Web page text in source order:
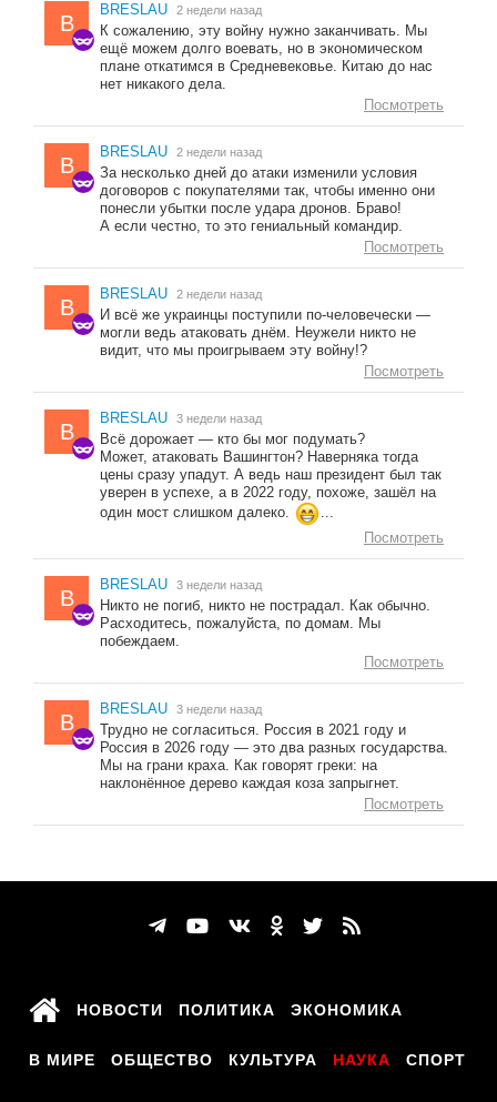
B
BRESLAU 2 недели назад
К сожалению, эту войну нужно заканчивать. Мы
ещё можем долго воевать, но в экономическом
плане откатимся в Средневековье. Китаю до нас
нет никакого дела.
Посмотреть
B
BRESLAU 2 недели назад
За несколько дней до атаки изменили условия
договоров с покупателями так, чтобы именно они
понесли убытки после удара дронов. Браво!
А если честно, то это гениальный командир.
Посмотреть
B
BRESLAU 2 недели назад
И всё же украинцы поступили по-человечески —
могли ведь атаковать днём. Неужели никто не
видит, что мы проигрываем эту войну!?
Посмотреть
B
BRESLAU 3 недели назад
Всё дорожает — кто бы мог подумать?
Может, атаковать Вашингтон? Наверняка тогда
цены сразу упадут. А ведь наш президент был так
уверен в успехе, а в 2022 году, похоже, зашёл на
один мост слишком далеко.
...
Посмотреть
B
BRESLAU 3 недели назад
Никто не погиб, никто не пострадал. Как обычно.
Расходитесь, пожалуйста, по домам. Мы
побеждаем.
Посмотреть
B
BRESLAU 3 недели назад
Трудно не согласиться. Россия в 2021 году и
Россия в 2026 году — это два разных государства.
Мы на грани краха. Как говорят греки: на
наклонённое дерево каждая коза запрыгнет.
Посмотреть
НОВОСТИ ПОЛИТИКА ЭКОНОМИКА
В МИРЕ ОБЩЕСТВО КУЛЬТУРА НАУКА СПОРТ